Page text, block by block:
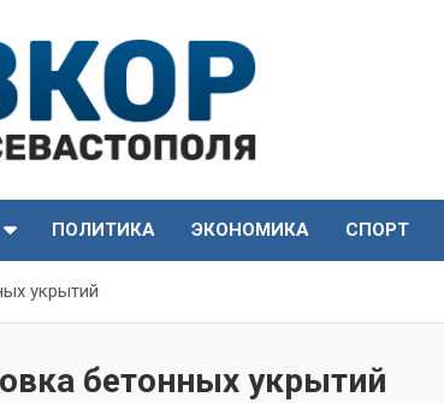
ПОЛИТИКА ЭКОНОМИКА СПОРТ
укрытий
бетонных укрытий